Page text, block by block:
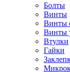
Болты
Винты
Винты
Винты
Втулки
Гайки